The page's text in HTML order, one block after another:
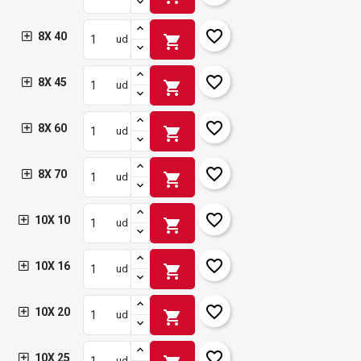
8X 40 ud shopping_cart favorite_border
8X 45 ud shopping_cart favorite_border
8X 60 ud shopping_cart favorite_border
8X 70 ud shopping_cart favorite_border
10X 10 ud shopping_cart favorite_border
10X 16 ud shopping_cart favorite_border
10X 20 ud shopping_cart favorite_border
10X 25